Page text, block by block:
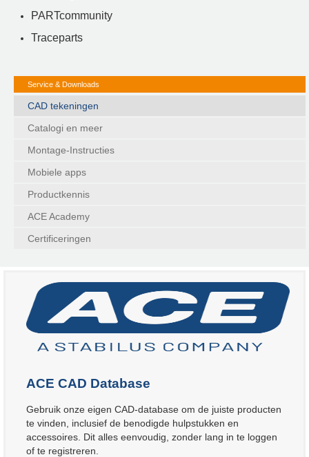
PARTcommunity
Traceparts
Service & Downloads
CAD tekeningen
Catalogi en meer
Montage-Instructies
Mobiele apps
Productkennis
ACE Academy
Certificeringen
ACE CAD Database
Gebruik onze eigen CAD-database om de juiste producten
te vinden, inclusief de benodigde hulpstukken en
accessoires. Dit alles eenvoudig, zonder lang in te loggen
of te registreren.